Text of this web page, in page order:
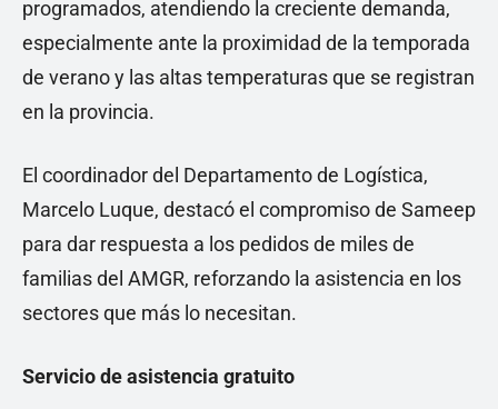
programados, atendiendo la creciente demanda,
especialmente ante la proximidad de la temporada
de verano y las altas temperaturas que se registran
en la provincia.
El coordinador del Departamento de Logística,
Marcelo Luque, destacó el compromiso de Sameep
para dar respuesta a los pedidos de miles de
familias del AMGR, reforzando la asistencia en los
sectores que más lo necesitan.
Servicio de asistencia gratuito